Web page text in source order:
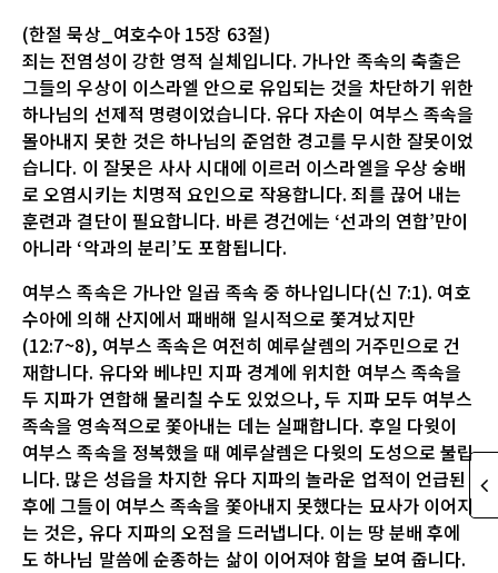
(한절 묵상_여호수아 15장 63절)
죄는 전염성이 강한 영적 실체입니다. 가나안 족속의 축출은
그들의 우상이 이스라엘 안으로 유입되는 것을 차단하기 위한
하나님의 선제적 명령이었습니다. 유다 자손이 여부스 족속을
몰아내지 못한 것은 하나님의 준엄한 경고를 무시한 잘못이었
습니다. 이 잘못은 사사 시대에 이르러 이스라엘을 우상 숭배
로 오염시키는 치명적 요인으로 작용합니다. 죄를 끊어 내는
훈련과 결단이 필요합니다. 바른 경건에는 ‘선과의 연합’만이
아니라 ‘악과의 분리’도 포함됩니다.
여부스 족속은 가나안 일곱 족속 중 하나입니다(신 7:1). 여호
수아에 의해 산지에서 패배해 일시적으로 쫓겨났지만
(12:7~8), 여부스 족속은 여전히 예루살렘의 거주민으로 건
재합니다. 유다와 베냐민 지파 경계에 위치한 여부스 족속을
두 지파가 연합해 물리칠 수도 있었으나, 두 지파 모두 여부스
족속을 영속적으로 쫓아내는 데는 실패합니다. 후일 다윗이
여부스 족속을 정복했을 때 예루살렘은 다윗의 도성으로 불립
니다. 많은 성읍을 차지한 유다 지파의 놀라운 업적이 언급된
후에 그들이 여부스 족속을 쫓아내지 못했다는 묘사가 이어지
는 것은, 유다 지파의 오점을 드러냅니다. 이는 땅 분배 후에
도 하나님 말씀에 순종하는 삶이 이어져야 함을 보여 줍니다.